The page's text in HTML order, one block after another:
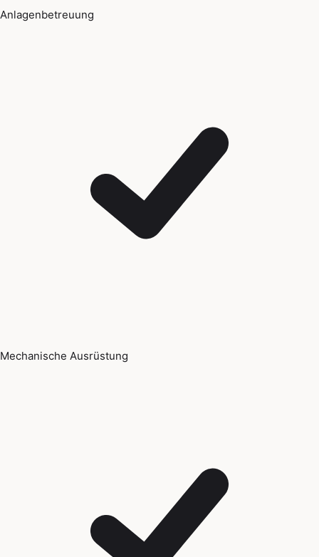
Anlagenbetreuung
Mechanische Ausrüstung